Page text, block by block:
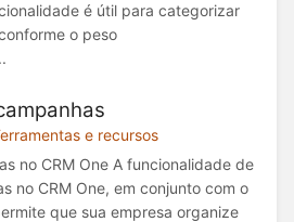
é útil para categorizar
o peso
e recursos
no CRM One A funcionalidade de
no CRM One, em conjunto com o
que sua empresa organize